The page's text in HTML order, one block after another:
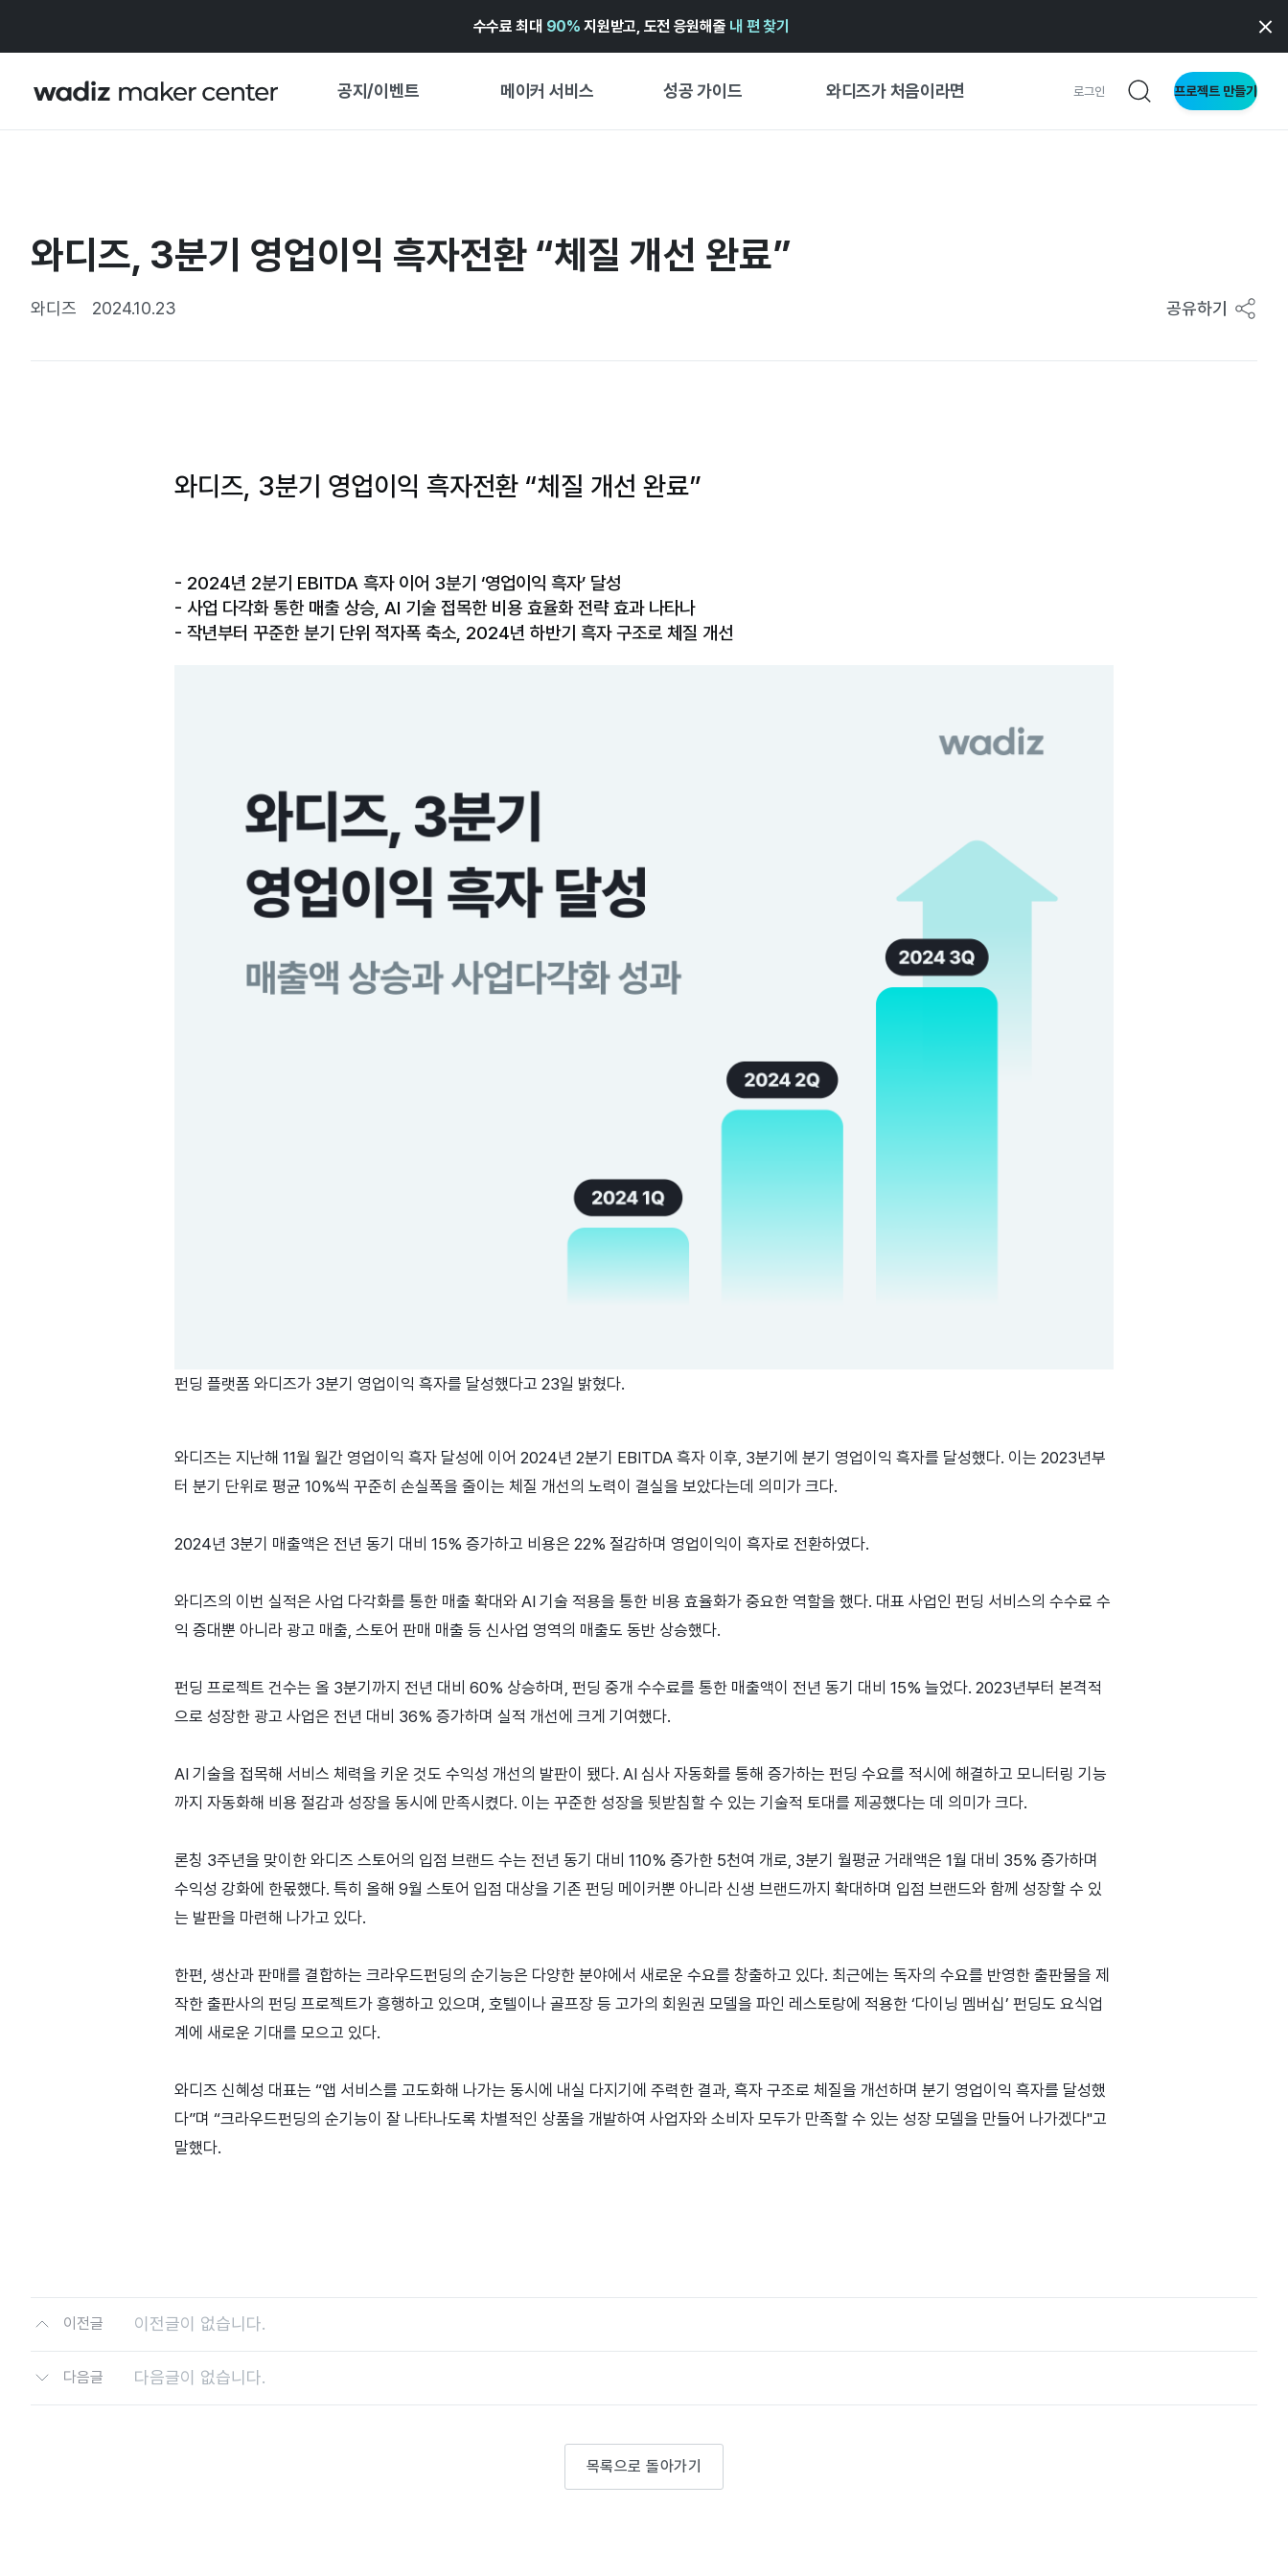
수수료 최대 90% 지원받고, 도전 응원해줄 내 편 찾기
공지/이벤트 메이커 서비스 성공 가이드 와디즈가 처음이라면 로그인 프로젝트 만들기
마이 와디즈
중요 업데이트
보도자료
기획전 캘린더
도움말센터 ↗︎
와디즈 어워즈 ↗︎
와디즈 스쿨
성공 스토리
와디즈, 3분기 영업이익 흑자전환 “체질 개선 완료”
와디즈 2024.10.23 공유하기
와디즈, 3분기 영업이익 흑자전환 “체질 개선 완료”
- 2024년 2분기 EBITDA 흑자 이어 3분기 ‘영업이익 흑자’ 달성
- 사업 다각화 통한 매출 상승, AI 기술 접목한 비용 효율화 전략 효과 나타나
- 작년부터 꾸준한 분기 단위 적자폭 축소, 2024년 하반기 흑자 구조로 체질 개선
펀딩 플랫폼 와디즈가 3분기 영업이익 흑자를 달성했다고 23일 밝혔다.
와디즈는 지난해 11월 월간 영업이익 흑자 달성에 이어 2024년 2분기 EBITDA 흑자 이후, 3분기에 분기 영업이익 흑자를 달성했다. 이는 2023년부
터 분기 단위로 평균 10%씩 꾸준히 손실폭을 줄이는 체질 개선의 노력이 결실을 보았다는데 의미가 크다.
2024년 3분기 매출액은 전년 동기 대비 15% 증가하고 비용은 22% 절감하며 영업이익이 흑자로 전환하였다.
와디즈의 이번 실적은 사업 다각화를 통한 매출 확대와 AI 기술 적용을 통한 비용 효율화가 중요한 역할을 했다. 대표 사업인 펀딩 서비스의 수수료 수
익 증대뿐 아니라 광고 매출, 스토어 판매 매출 등 신사업 영역의 매출도 동반 상승했다.
펀딩 프로젝트 건수는 올 3분기까지 전년 대비 60% 상승하며, 펀딩 중개 수수료를 통한 매출액이 전년 동기 대비 15% 늘었다. 2023년부터 본격적
으로 성장한 광고 사업은 전년 대비 36% 증가하며 실적 개선에 크게 기여했다.
AI 기술을 접목해 서비스 체력을 키운 것도 수익성 개선의 발판이 됐다. AI 심사 자동화를 통해 증가하는 펀딩 수요를 적시에 해결하고 모니터링 기능
까지 자동화해 비용 절감과 성장을 동시에 만족시켰다. 이는 꾸준한 성장을 뒷받침할 수 있는 기술적 토대를 제공했다는 데 의미가 크다.
론칭 3주년을 맞이한 와디즈 스토어의 입점 브랜드 수는 전년 동기 대비 110% 증가한 5천여 개로, 3분기 월평균 거래액은 1월 대비 35% 증가하며
수익성 강화에 한몫했다. 특히 올해 9월 스토어 입점 대상을 기존 펀딩 메이커뿐 아니라 신생 브랜드까지 확대하며 입점 브랜드와 함께 성장할 수 있
는 발판을 마련해 나가고 있다.
한편, 생산과 판매를 결합하는 크라우드펀딩의 순기능은 다양한 분야에서 새로운 수요를 창출하고 있다. 최근에는 독자의 수요를 반영한 출판물을 제
작한 출판사의 펀딩 프로젝트가 흥행하고 있으며, 호텔이나 골프장 등 고가의 회원권 모델을 파인 레스토랑에 적용한 ‘다이닝 멤버십’ 펀딩도 요식업
계에 새로운 기대를 모으고 있다.
와디즈 신혜성 대표는 “앱 서비스를 고도화해 나가는 동시에 내실 다지기에 주력한 결과, 흑자 구조로 체질을 개선하며 분기 영업이익 흑자를 달성했
다”며 “크라우드펀딩의 순기능이 잘 나타나도록 차별적인 상품을 개발하여 사업자와 소비자 모두가 만족할 수 있는 성장 모델을 만들어 나가겠다"고
말했다.
이전글 이전글이 없습니다.
다음글 다음글이 없습니다.
목록으로 돌아가기